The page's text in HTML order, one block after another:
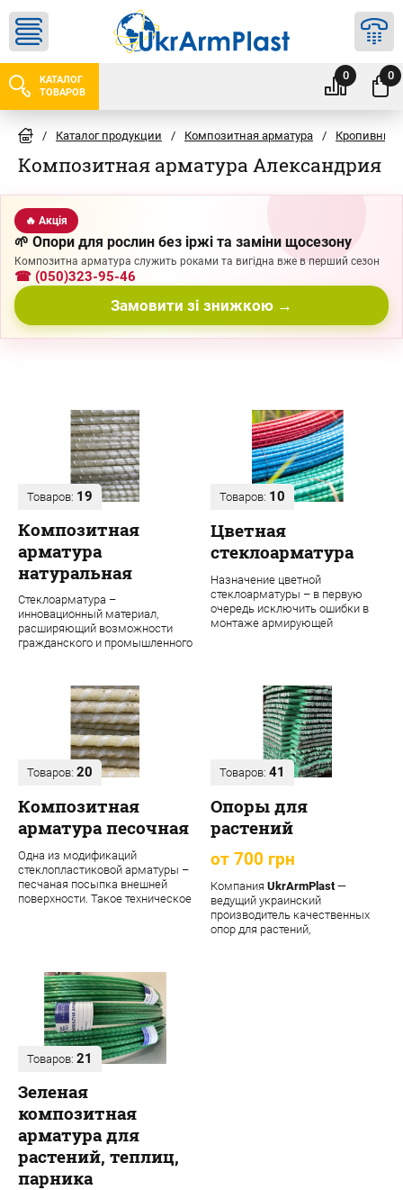
КАТАЛОГ
ТОВАРОВ
0 0
/ Каталог продукции / Композитная арматура /
Композитная арматура Александрия
🔥 Акція
🌱 Опори для рослин без іржі та заміни щосезону
Композитна арматура служить роками та вигідна вже в перший сезон
☎ (050)323-95-46
Замовити зі знижкою →
Товаров: 19
Композитная
арматура
натуральная
Стеклоарматура –
инновационный материал,
расширяющий возможности
гражданского и промышленного
Товаров: 10
Цветная
стеклоарматура
Назначение цветной
стеклоарматуры – в первую
очередь исключить ошибки в
монтаже армирующей
Товаров: 20
Композитная
арматура песочная
Одна из модификаций
стеклопластиковой арматуры –
песчаная посыпка внешней
поверхности. Такое техническое
Товаров: 41
Опоры для
растений
от 700 грн
Компания UkrArmPlast—
ведущий украинский
производитель качественных
опор для растений,
Товаров: 21
Зеленая
композитная
арматура для
растений, теплиц,
парника